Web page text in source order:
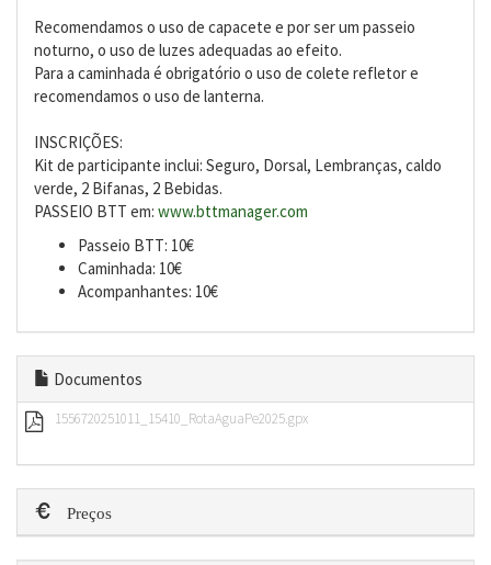
Recomendamos o uso de capacete e por ser um passeio
noturno, o uso de luzes adequadas ao efeito.
Para a caminhada é obrigatório o uso de colete refletor e
recomendamos o uso de lanterna.
INSCRIÇÕES:
Kit de participante inclui: Seguro, Dorsal, Lembranças, caldo
verde, 2 Bifanas, 2 Bebidas.
PASSEIO BTT em: www.bttmanager.com
Passeio BTT: 10€
Caminhada: 10€
Acompanhantes: 10€
Documentos
1556720251011_15410_RotaAguaPe2025.gpx
Preços